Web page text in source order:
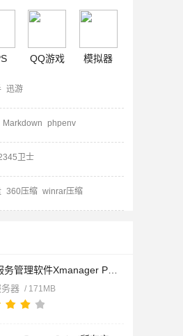
QQ游戏 模拟器
迅游
Markdown phpenv
卫士
360压缩 winrar压缩
务器 / 171MB